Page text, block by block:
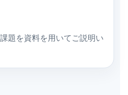
題を資料を用いてご説明い